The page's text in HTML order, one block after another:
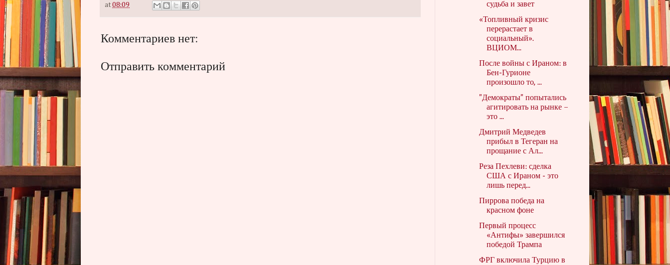
at08:09
Комментариев нет:
Отправить комментарий
судьба и завет
«Топливный кризис
перерастает в
социальный».
ВЦИОМ...
После войны с Ираном: в
Бен-Гурионе
произошло то, ...
"Демократы" попытались
агитировать на рынке –
это ...
Дмитрий Медведев
прибыл в Тегеран на
прощание с Ал...
Реза Пехлеви: сделка
США с Ираном - это
лишь перед...
Пиррова победа на
красном фоне
Первый процесс
«Антифы» завершился
победой Трампа
ФРГ включила Турцию в